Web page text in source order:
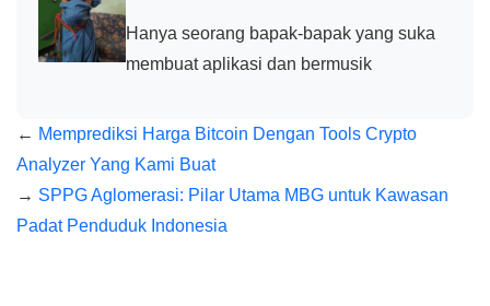
Hanya seorang bapak-bapak yang suka
membuat aplikasi dan bermusik
← Memprediksi Harga Bitcoin Dengan Tools Crypto
Analyzer Yang Kami Buat
→ SPPG Aglomerasi: Pilar Utama MBG untuk Kawasan
Padat Penduduk Indonesia